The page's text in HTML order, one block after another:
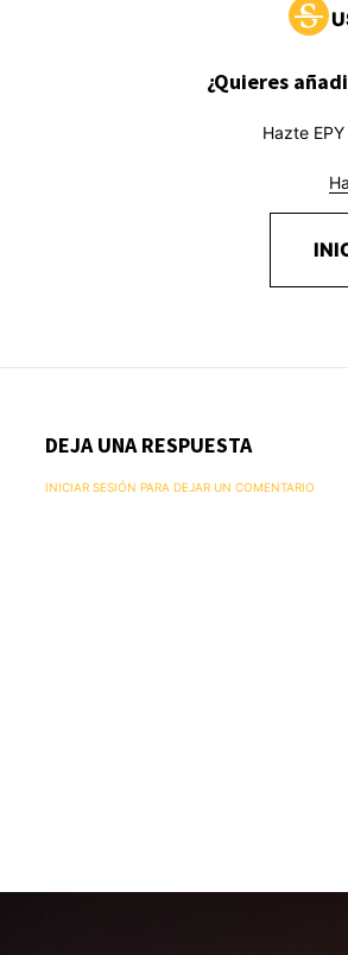
¿Quieres
Hazte
DEJA UNA RESPUESTA
INICIAR SESIÓN PARA DEJAR UN COMENTARIO